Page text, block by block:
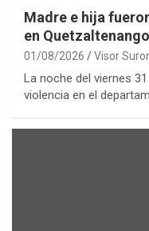
Madre e hija
en Quetzaltenango
01/08/2026 Visor
La noche del viernes
violencia en el